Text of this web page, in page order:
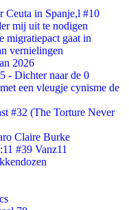
Ceuta in Spanje,l #10
mij uit te nodigen
migratiepact gaat in
vernielingen
2026
- Dichter naar de 0
een vleugje cynisme de
#32 (The Torture Never
Claire Burke
#39 Vanz11